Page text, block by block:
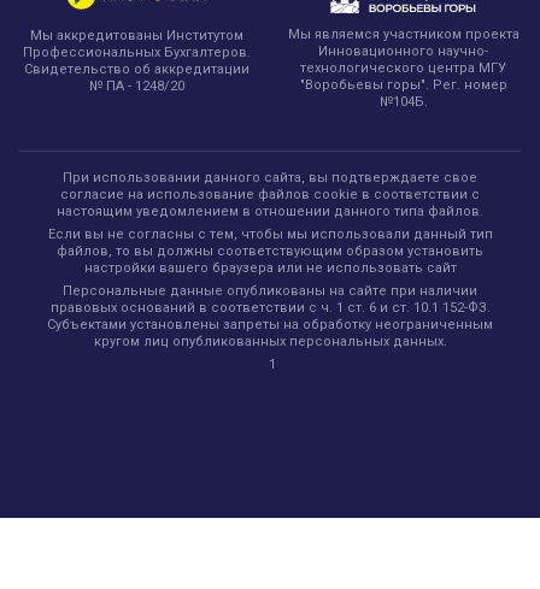
Мы аккредитованы Институтом
Профессиональных Бухгалтеров.
Свидетельство об аккредитации
№ ПА - 1248/20
Мы являемся участником проекта
Инновационного научно-
технологического центра МГУ
"Воробьевы горы". Рег. номер
№104Б.
При использовании данного сайта, вы подтверждаете свое
согласие на использование файлов cookie в соответствии с
настоящим уведомлением в отношении данного типа файлов.
Если вы не согласны с тем, чтобы мы использовали данный тип
файлов, то вы должны соответствующим образом установить
настройки вашего браузера или не использовать сайт
Персональные данные опубликованы на сайте при наличии
правовых оснований в соответствии с ч. 1 ст. 6 и ст. 10.1 152-ФЗ.
Субъектами установлены запреты на обработку неограниченным
кругом лиц опубликованных персональных данных.
1